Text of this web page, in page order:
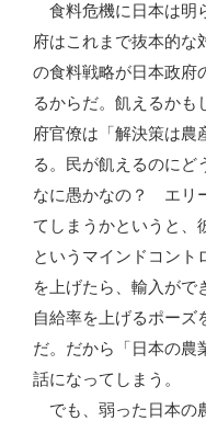
ー・
セ
ミ
ナ
ー
で
感
じ
た
違
和
感”
の
食料危機に日本は明
府はこれまで抜本的
の食料戦略が日本政府
るからだ。飢えるかも
府官僚は「解決策は農
る。民が飢えるのに
なに愚かなの？ エリ
てしまうかというと、
というマインドコント
を上げたら、輸入がで
自給率を上げるポーズ
だ。だから「日本の農
話になってしまう。
でも、弱った日本の